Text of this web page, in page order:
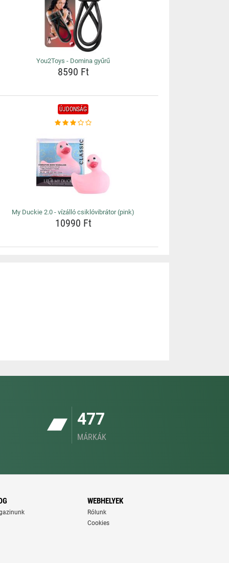
You2Toys - Domina gyűrű
8590 Ft
ÚJDONSÁG
My Duckie 2.0 - vízálló csiklóvibrátor (pink)
10990 Ft
477
MÁRKÁK
WEBHELYEK
Rólunk
Cookies